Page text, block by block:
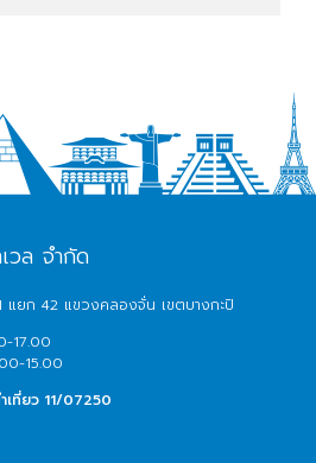
วล จำกัด
ยก 42 แขวงคลองจั่น เขตบางกะปิ
17.00
15.00
ที่ยว 11/07250